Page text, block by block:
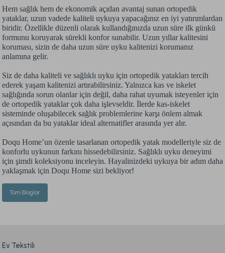
Hem sağlık hem de ekonomik açıdan avantaj sunan ortopedik
yataklar, uzun vadede kaliteli uykuya yapacağınız en iyi yatırımlardan
biridir. Özellikle düzenli olarak kullandığınızda uzun süre ilk günkü
formunu koruyarak sürekli konfor sunabilir. Uzun yıllar kalitesini
koruması, sizin de daha uzun süre uyku kalitenizi korumanız
anlamına gelir.
Siz de daha kaliteli ve sağlıklı uyku için ortopedik yatakları tercih
ederek yaşam kalitenizi artırabilirsiniz. Yalnızca kas ve iskelet
sağlığında sorun olanlar için değil, daha rahat uyumak isteyenler için
de ortopedik yataklar çok daha işlevseldir. İlerde kas-iskelet
sisteminde oluşabilecek sağlık problemlerine karşı önlem almak
açısından da bu yataklar ideal alternatifler arasında yer alır.
Doqu Home’un özenle tasarlanan ortopedik yatak modelleriyle siz de
konforlu uykunun farkını hissedebilirsiniz. Sağlıklı uyku deneyimi
için şimdi koleksiyonu inceleyin. Hayalinizdeki uykuya bir adım daha
yaklaşmak için Doqu Home sizi bekliyor!
Tüm Bloglar
Ev Tekstili